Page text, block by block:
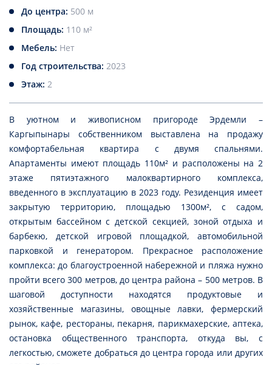
До центра: 500 м
Площадь: 110 м²
Мебель: Нет
Год строительства: 2023
Этаж: 2
В уютном и живописном пригороде Эрдемли –
Каргыпынары собственником выставлена на продажу
комфортабельная квартира с двумя спальнями.
Апартаменты имеют площадь 110м² и расположены на 2
этаже пятиэтажного малоквартирного комплекса,
введенного в эксплуатацию в 2023 году. Резиденция имеет
закрытую территорию, площадью 1300м², с садом,
открытым бассейном с детской секцией, зоной отдыха и
барбекю, детской игровой площадкой, автомобильной
парковкой и генератором. Прекрасное расположение
комплекса: до благоустроенной набережной и пляжа нужно
пройти всего 300 метров, до центра района – 500 метров. В
шаговой доступности находятся продуктовые и
хозяйственные магазины, овощные лавки, фермерский
рынок, кафе, рестораны, пекарня, парикмахерские, аптека,
остановка общественного транспорта, откуда вы, с
легкостью, сможете добраться до центра города или других